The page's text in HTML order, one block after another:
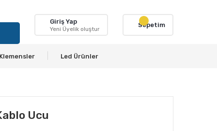
Giriş Yap
Yeni Üyelik oluştur
Sepetim
Klemensler Led Ürünler
Ucu